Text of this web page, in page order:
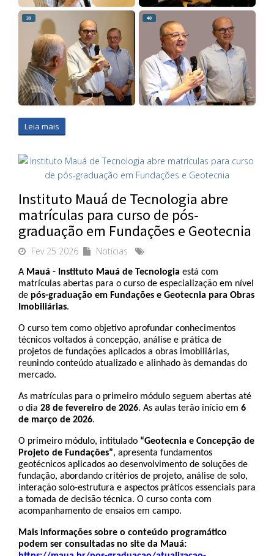
39 40
Leia mais
Instituto Mauá de Tecnologia abre
matrículas para curso de pós-
graduação em Fundações e Geotecnia
Fev 25 2026 Notícias
A Mauá - Instituto Mauá de Tecnologia está com
matrículas abertas para o curso de especialização em nível
de pós-graduação em Fundações e Geotecnia para Obras
Imobiliárias.
O curso tem como objetivo aprofundar conhecimentos
técnicos voltados à concepção, análise e prática de
projetos de fundações aplicados a obras imobiliárias,
reunindo conteúdo atualizado e alinhado às demandas do
mercado.
As matrículas para o primeiro módulo seguem abertas até
o dia 28 de fevereiro de 2026. As aulas terão início em 6
de março de 2026.
O primeiro módulo, intitulado “Geotecnia e Concepção de
Projeto de Fundações”, apresenta fundamentos
geotécnicos aplicados ao desenvolvimento de soluções de
fundação, abordando critérios de projeto, análise de solo,
interação solo-estrutura e aspectos práticos essenciais para
a tomada de decisão técnica. O curso conta com
acompanhamento de ensaios em campo.
Mais informações sobre o conteúdo programático